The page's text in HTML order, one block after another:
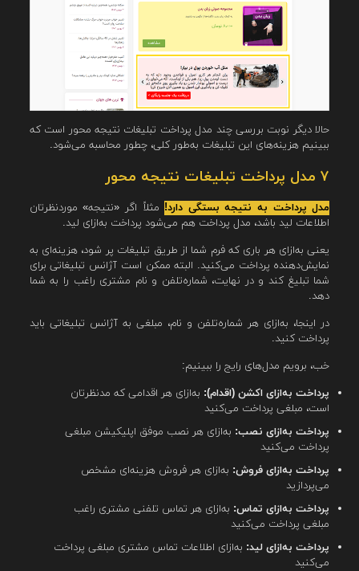
حالا دیگر نوبت بررسی چند مدل پرداخت تبلیغات نتیجه محور است که
ببینیم هزینه‌های این تبلیغات به‌طور کلی، چطور محاسبه می‌شود.
۷ مدل پرداخت تبلیغات نتیجه محور
مدل پرداخت به نتیجه بستگی دارد! مثلاً اگر «نتیجه» موردنظرتان
اطلاعات لید باشد، مدل پرداخت هم می‌شود پرداخت به‌ازای لید.
یعنی به‌ازای هر باری که فرم شما از طریق تبلیغات پر شود، هزینه‌ای به
نمایش‌دهنده پرداخت می‌کنید. البته ممکن است آژانس تبلیغاتی برای
شما تبلیغ کند و در نهایت، شماره‌تلفن و نام مشتری راغب را به شما
دهد.
در اینجا، به‌ازای هر شماره‌تلفن و نام، مبلغی به آژانس تبلیغاتی باید
پرداخت کنید.
خب، برویم مدل‌های رایج را ببینیم:
پرداخت به‌ازای اکشن (اقدام): به‌ازای هر اقدامی که مدنظرتان
است، مبلغی پرداخت می‌کنید
پرداخت به‌ازای نصب: به‌ازای هر نصب موفق اپلیکیشن مبلغی
پرداخت می‌کنید
پرداخت به‌ازای فروش: به‌ازای هر فروش هزینه‌ای مشخص
می‌پردازید
پرداخت به‌ازای تماس: به‌ازای هر تماس تلفنی مشتری راغب
مبلغی پرداخت می‌کنید
پرداخت به‌ازای لید: به‌ازای اطلاعات تماس مشتری مبلغی پرداخت
می‌کنید